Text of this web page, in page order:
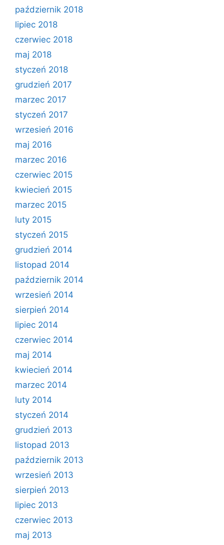
październik 2018
lipiec 2018
czerwiec 2018
maj 2018
styczeń 2018
grudzień 2017
marzec 2017
styczeń 2017
wrzesień 2016
maj 2016
marzec 2016
czerwiec 2015
kwiecień 2015
marzec 2015
luty 2015
styczeń 2015
grudzień 2014
listopad 2014
październik 2014
wrzesień 2014
sierpień 2014
lipiec 2014
czerwiec 2014
maj 2014
kwiecień 2014
marzec 2014
luty 2014
styczeń 2014
grudzień 2013
listopad 2013
październik 2013
wrzesień 2013
sierpień 2013
lipiec 2013
czerwiec 2013
maj 2013